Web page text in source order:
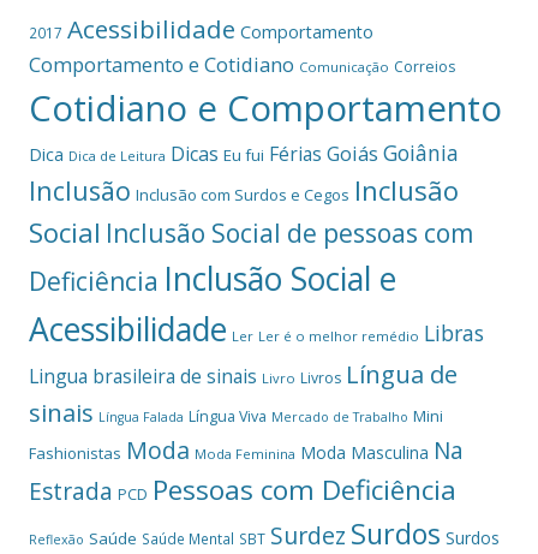
2017 Acessibilidade Comportamento
Comportamento e Cotidiano Comunicação Correios
Cotidiano e Comportamento
Dica Dica de Leitura Dicas Eu fui Férias Goiás Goiânia
Inclusão Inclusão com Surdos e Cegos Inclusão
Social Inclusão Social de pessoas com
Deficiência Inclusão Social e
Acessibilidade Ler Ler é o melhor remédio Libras
Lingua brasileira de sinais Livro Livros Língua de
sinais Língua Falada Língua Viva Mercado de Trabalho Mini
Fashionistas Moda Moda Feminina Moda Masculina Na
Estrada PCD Pessoas com Deficiência
Reflexão Saúde Saúde Mental SBT Surdez Surdos Surdos